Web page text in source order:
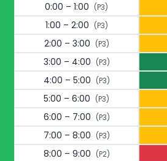
0:00 – 1:00 (P3)
1:00 – 2:00 (P3)
2:00 – 3:00 (P3)
3:00 – 4:00 (P3)
4:00 – 5:00 (P3)
5:00 – 6:00 (P3)
6:00 – 7:00 (P3)
7:00 – 8:00 (P3)
8:00 – 9:00 (P2)